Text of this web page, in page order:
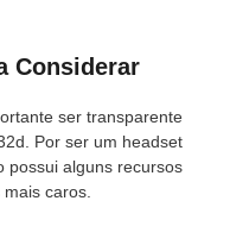
Considerar
ser transparente
Por ser um headset
possui alguns recursos
caros.